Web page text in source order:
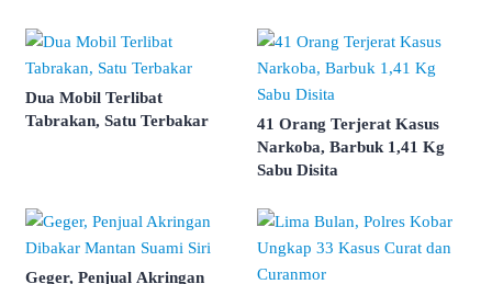
Dua Mobil Terlibat
Tabrakan, Satu Terbakar
41 Orang Terjerat Kasus
Narkoba, Barbuk 1,41 Kg
Sabu Disita
Geger, Penjual Akringan